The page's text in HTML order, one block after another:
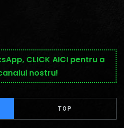
CLICK AICI pentru a
nostru!
TOP